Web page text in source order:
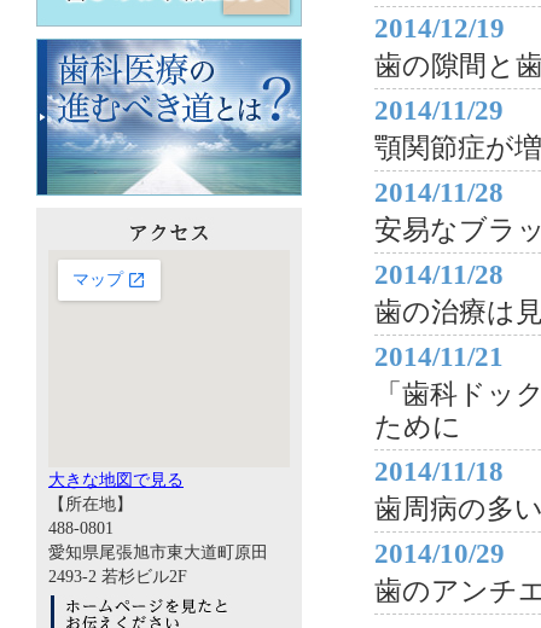
2014/12/19
歯の隙間と
2014/11/29
顎関節症が
2014/11/28
安易なブラ
2014/11/28
歯の治療は
2014/11/21
「歯科ドッ
ために
2014/11/18
歯周病の多
2014/10/29
歯のアンチ
大きな地図で見る
【所在地】
488-0801
愛知県尾張旭市東大道町原田
2493-2 若杉ビル2F